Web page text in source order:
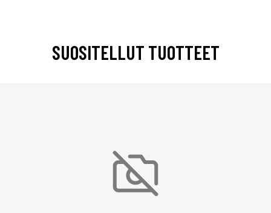
SUOSITELLUT TUOTTEET